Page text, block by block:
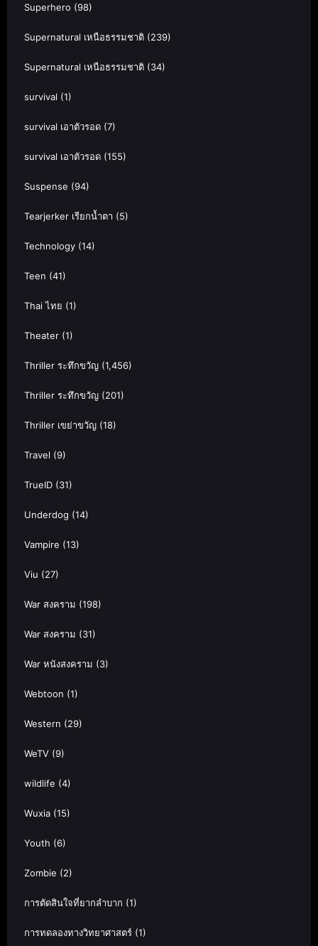
Superhero (98)
Supernatural เหนือธรรมชาติ (239)
Supernatural เหนือธรรมชาติ (34)
survival (1)
survival เอาตัวรอด (7)
survival เอาตัวรอด (155)
Suspense (94)
Tearjerker เรียกน้ำตา (5)
Technology (14)
Teen (41)
Thai ไทย (1)
Theater (1)
Thriller ระทึกขวัญ (1,456)
Thriller ระทึกขวัญ (201)
Thriller เขย่าขวัญ (18)
Travel (9)
TrueID (31)
Underdog (14)
Vampire (13)
Viu (27)
War สงคราม (198)
War สงคราม (31)
War หนังสงคราม (3)
Webtoon (1)
Western (29)
WeTV (9)
wildlife (4)
Wuxia (15)
Youth (6)
Zombie (2)
การตัดสินใจที่ยากลำบาก (1)
การทดลองทางวิทยาศาสตร์ (1)